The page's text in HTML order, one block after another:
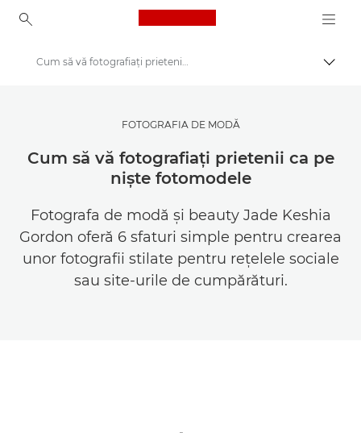
Canon Logo, back to
Inspiră-te | Sfaturi pentru fotografie şi imprimare şi ghiduri de achiziţie
Sfaturi şi tehnici de fotografie şi imprimare
Cum să vă fotografiaţi prietenii ca pe nişte fotomodele
FOTOGRAFIA DE MODĂ
Cum să vă fotografiaţi prietenii ca pe
nişte fotomodele
Fotografa de modă şi beauty Jade Keshia
Gordon oferă 6 sfaturi simple pentru crearea
unor fotografii stilate pentru reţelele sociale
sau site-urile de cumpărături.